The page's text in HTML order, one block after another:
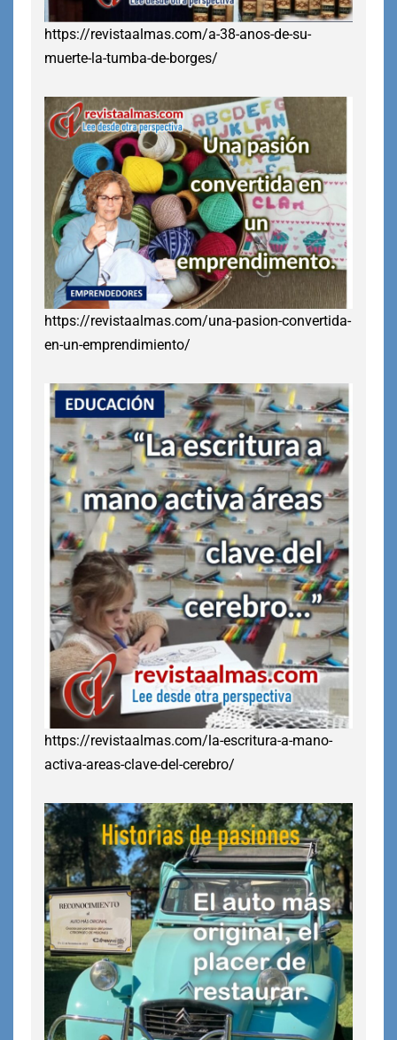
https://revistaalmas.com/a-38-anos-de-su-
muerte-la-tumba-de-borges/
https://revistaalmas.com/una-pasion-convertida-
en-un-emprendimiento/
https://revistaalmas.com/la-escritura-a-mano-
activa-areas-clave-del-cerebro/